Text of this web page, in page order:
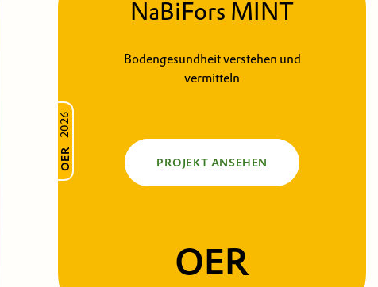
OER
2026
NaBiFors MINT
Bodengesundheit verstehen und
vermitteln
PROJEKT ANSEHEN
OER